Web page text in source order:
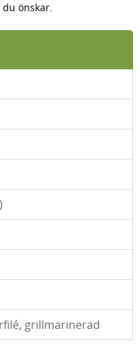
önskar.
grillmarinerad